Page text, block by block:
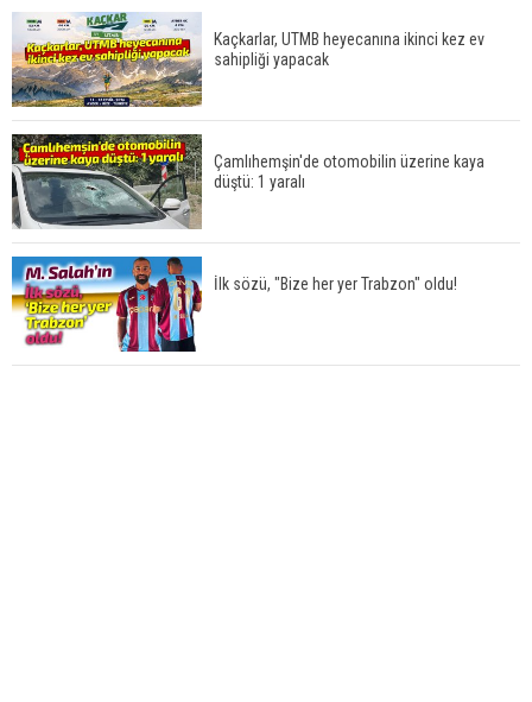
Kaçkarlar, UTMB heyecanına ikinci kez ev
sahipliği yapacak
Çamlıhemşin'de otomobilin üzerine kaya
düştü: 1 yaralı
İlk sözü, "Bize her yer Trabzon" oldu!